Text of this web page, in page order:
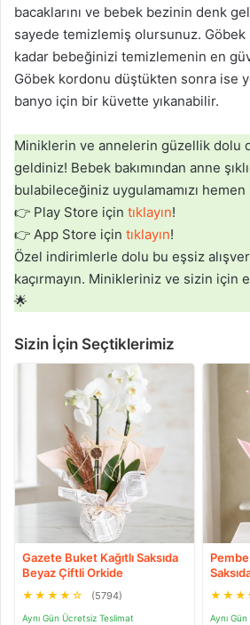
bacaklarını ve bebek bezinin denk
sayede temizlemiş olursunuz.
kadar bebeğinizi temizlemenin en
Göbek kordonu düştükten sonra ise
banyo için bir küvette yıkanabilir.
Miniklerin ve annelerin güzellik dolu
geldiniz! Bebek bakımından anne
bulabileceğiniz uygulamamızı
👉 Play Store için tıklayın!
👉 App Store için tıklayın!
Özel indirimlerle dolu bu eşsiz
kaçırmayın. Minikleriniz ve sizin için
🌟
Sizin İçin Seçtiklerimiz
Gazete Buket Kağıtlı Saksıda
Beyaz Çiftli Orkide
★ ★ ★ ★ ☆ (5794)
Aynı Gün Ücretsiz Teslimat
★ ★ ★
Aynı